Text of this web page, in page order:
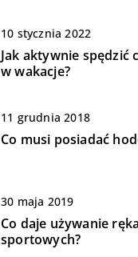
10 stycznia 2022
Jak aktywnie spędzić
w wakacje?
11 grudnia 2018
Co musi posiadać
30 maja 2019
Co daje używanie
sportowych?